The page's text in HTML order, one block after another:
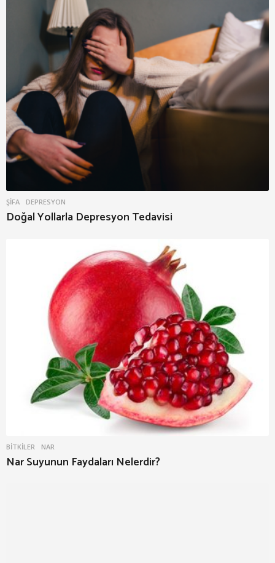
ŞIFA DEPRESYON
Doğal Yollarla Depresyon Tedavisi
BITKILER NAR
Nar Suyunun Faydaları Nelerdir?